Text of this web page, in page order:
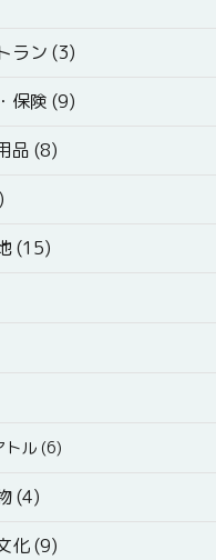
ラン (3)
保険 (9)
品 (8)
(15)
トル (6)
(4)
化 (9)